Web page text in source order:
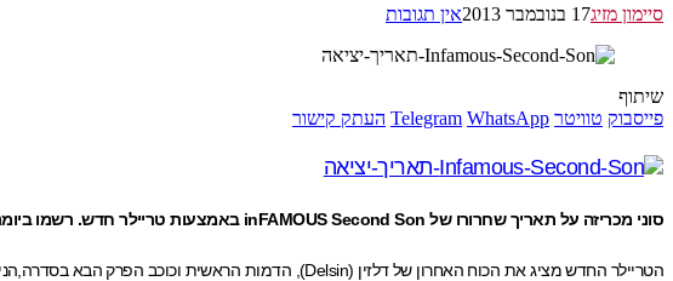
סיימון מזיג17 בנובמבר 2013 אין תגובות
שיתוף
פייסבוק טוויטר Telegram WhatsApp העתק קישור
סוני מכריזה על תאריך שחרורו של inFAMOUS Second Son באמצעות טריילר חדש. רשמו ביומנים- 21 למרץ, 2014
הטריילר החדש מציג את הכוח האחרון של דלזין (Delsin), הדמות הראשית וכוכב הפרק הבא בסדרה,הניאון. החלק החשוב של הטריילר הוא כאמור הכרזת תאריך היציאה של המשחק 21/03/2014